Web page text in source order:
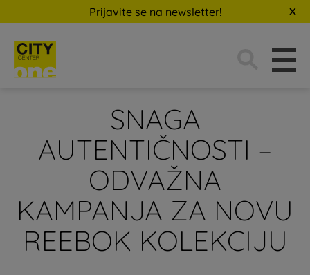
Prijavite se na newsletter!
SNAGA
AUTENTIČNOSTI –
ODVAŽNA
KAMPANJA ZA NOVU
REEBOK KOLEKCIJU